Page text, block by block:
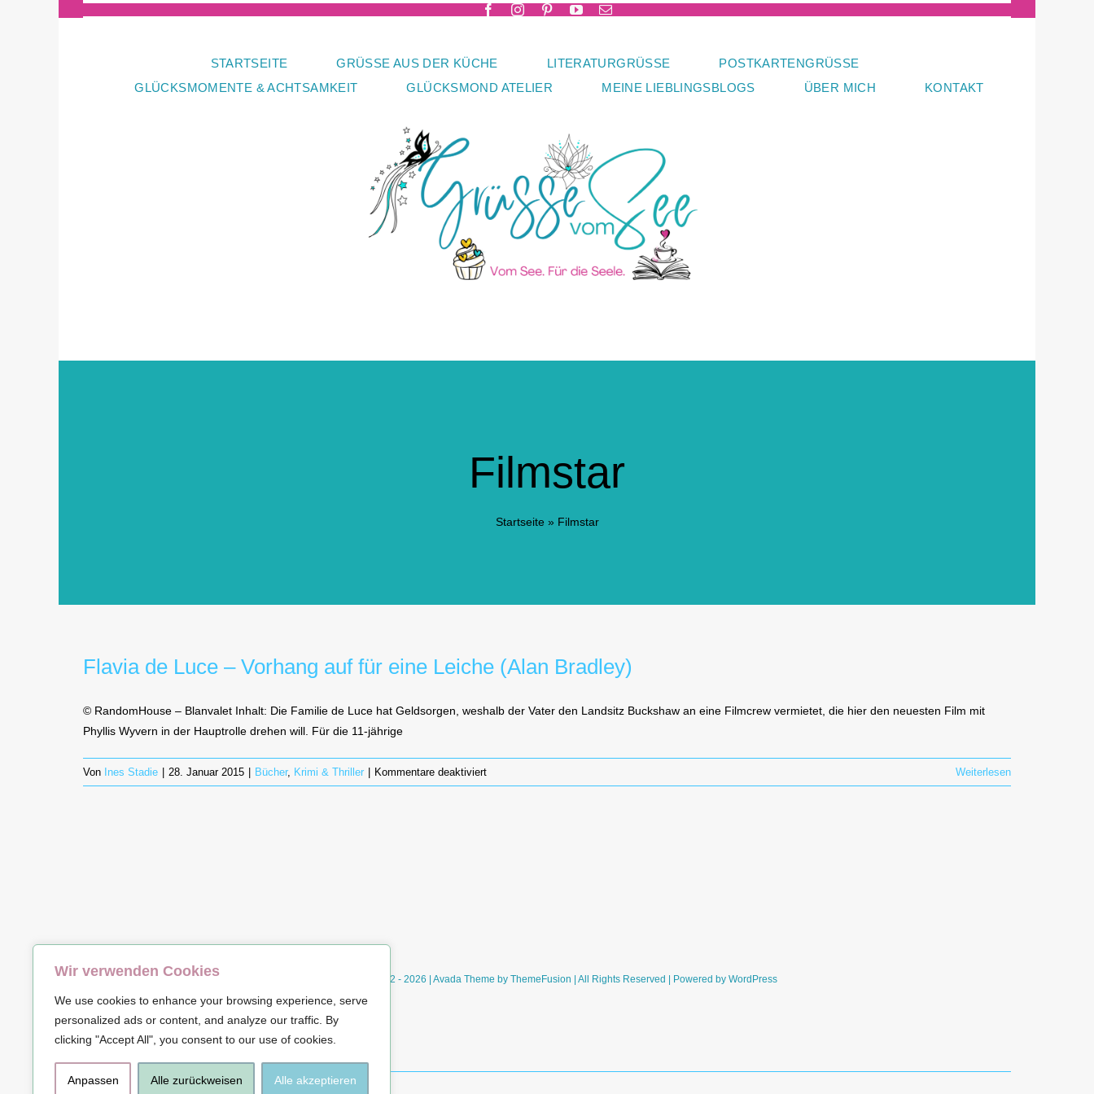
Wir verwenden Cookies
We use cookies to enhance your browsing experience, serve
personalized ads or content, and analyze our traffic. By
clicking "Accept All", you consent to our use of cookies.
Anpassen Alle zurückweisen Alle akzeptieren
STARTSEITE GRÜSSE AUS DER KÜCHE LITERATURGRÜSSE
POSTKARTENGRÜSSE
GLÜCKSMOMENTE & ACHTSAMKEIT
GLÜCKSMOND ATELIER MEINE LIEBLINGSBLOGS ÜBER MICH KONTAKT
Filmstar
Startseite » Filmstar
Flavia de Luce – Vorhang auf für eine Leiche (Alan Bradley)
© RandomHouse – Blanvalet Inhalt: Die Familie de Luce hat Geldsorgen, weshalb der Vater den Landsitz Buckshaw an eine Filmcrew vermietet, die hier den neuesten Film mit
Phyllis Wyvern in der Hauptrolle drehen will. Für die 11-jährige
Von Ines Stadie 28. Januar 2015 Bücher, Krimi & Thriller Kommentare deaktiviertfür
Flavia
Bradley)
Weiterlesen
© Copyright 2012 - 2026 | Avada Theme by ThemeFusion | All Rights Reserved | Powered by WordPress